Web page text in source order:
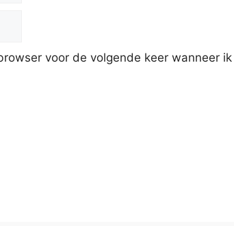
voor de volgende keer wanneer ik